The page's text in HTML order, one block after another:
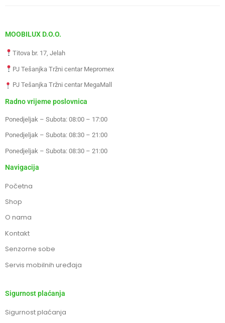
MOOBILUX D.O.O.
Titova br. 17, Jelah
PJ Tešanjka Tržni centar Mepromex
PJ Tešanjka Tržni centar MegaMall
Radno vrijeme poslovnica
Ponedjeljak – Subota: 08:00 – 17:00
Ponedjeljak – Subota: 08:30 – 21:00
Ponedjeljak – Subota: 08:30 – 21:00
Navigacija
Početna
Shop
O nama
Kontakt
Senzorne sobe
Servis mobilnih uređaja
Sigurnost plaćanja
Sigurnost plaćanja